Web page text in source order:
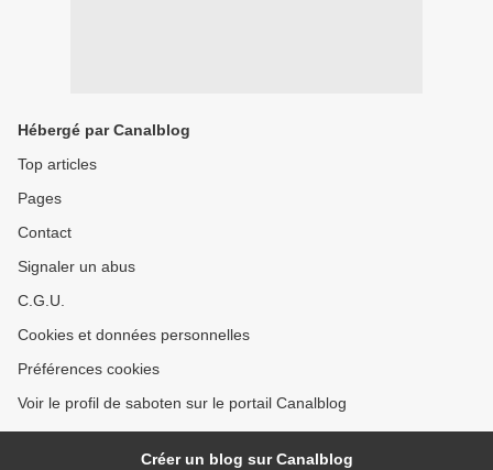
Hébergé par Canalblog
Top articles
Pages
Contact
Signaler un abus
C.G.U.
Cookies et données personnelles
Préférences cookies
Voir le profil de saboten sur le portail Canalblog
Créer un blog sur Canalblog